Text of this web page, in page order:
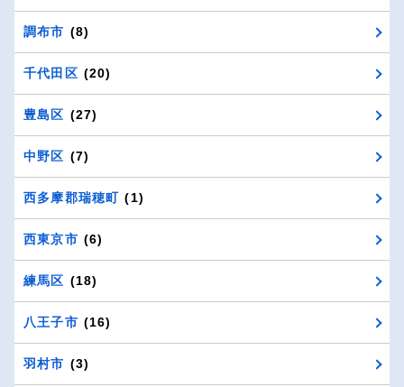
調布市 (8)
千代田区 (20)
豊島区 (27)
中野区 (7)
西多摩郡瑞穂町 (1)
西東京市 (6)
練馬区 (18)
八王子市 (16)
羽村市 (3)